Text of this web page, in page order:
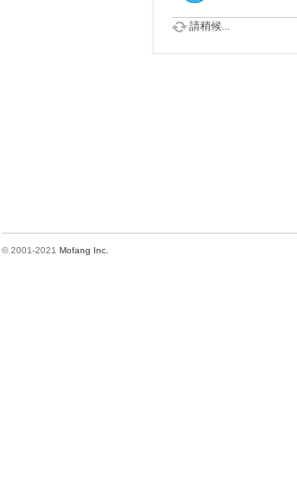
請稍候...
© 2001-2021 Mofang Inc.